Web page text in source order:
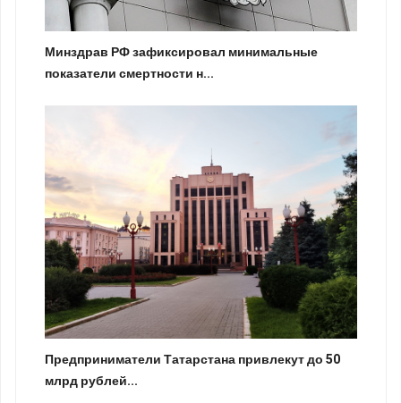
Минздрав РФ зафиксировал минимальные
показатели смертности н...
Предприниматели Татарстана привлекут до 50
млрд рублей...